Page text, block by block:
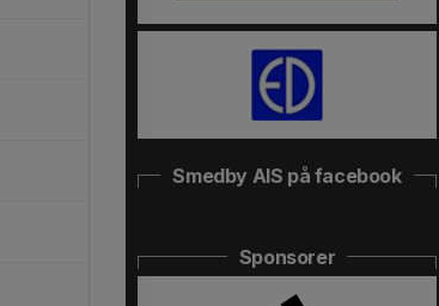
Smedby AIS på facebook
Sponsorer